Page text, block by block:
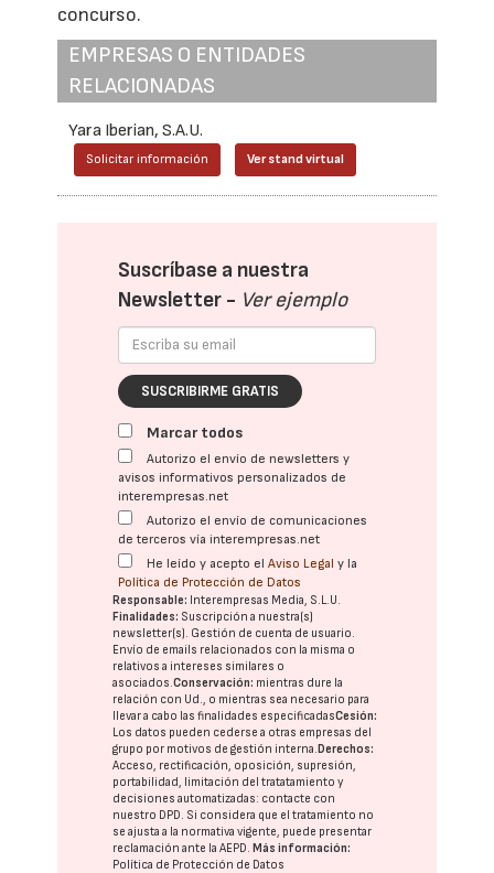
concurso.
EMPRESAS O ENTIDADES
RELACIONADAS
Yara Iberian, S.A.U.
Solicitar información Ver stand virtual
Suscríbase a nuestra
Newsletter - Ver ejemplo
SUSCRIBIRME GRATIS
Marcar todos
Autorizo el envío de newsletters y
avisos informativos personalizados de
interempresas.net
Autorizo el envío de comunicaciones
de terceros vía interempresas.net
He leído y acepto elAviso Legal y la
Política de Protección de Datos
Responsable: Interempresas Media, S.L.U.
Finalidades: Suscripción a nuestra(s)
newsletter(s). Gestión de cuenta de usuario.
Envío de emails relacionados con la misma o
relativos a intereses similares o
asociados.Conservación: mientras dure la
relación con Ud., o mientras sea necesario para
llevar a cabo las finalidades especificadasCesión:
Los datos pueden cederse a otras empresas del
grupo por motivos de gestión interna.Derechos:
Acceso, rectificación, oposición, supresión,
portabilidad, limitación del tratatamiento y
decisiones automatizadas: contacte con
nuestro DPD. Si considera que el tratamiento no
se ajusta a la normativa vigente, puede presentar
reclamación ante laAEPD.Más información:
Política de Protección de Datos